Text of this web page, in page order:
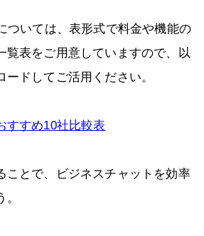
ついては、表形式で料金や機能の
覧表をご用意していますので、以
ドしてご活用ください。
すすめ10社比較表
ことで、ビジネスチャットを効率